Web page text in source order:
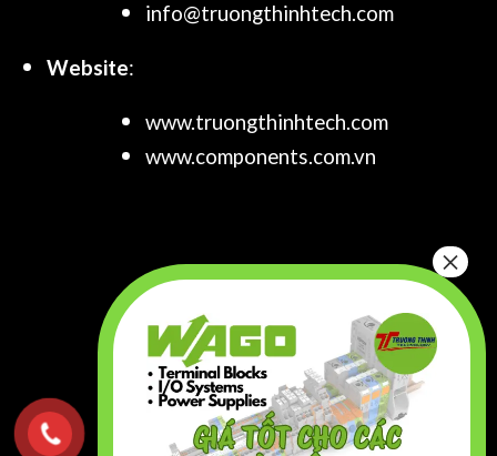
info@truongthinhtech.com
Website:
www.truongthinhtech.com
www.components.com.vn